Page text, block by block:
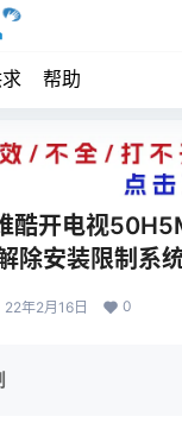
帮助
酷开电视
除安装限制系
22年2月16日 0